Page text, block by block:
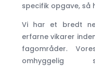
specifik opgave, så
Vi har et bredt
erfarne vikarer
fagområder.
omhyggelig